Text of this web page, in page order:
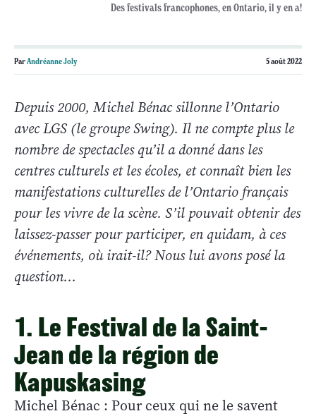
Des festivals francophones, en Ontario, il y en a!
ParAndréanne Joly 5 août 2022
Depuis 2000, Michel Bénac sillonne l’Ontario
avec LGS (le groupe Swing). Il ne compte plus le
nombre de spectacles qu’il a donné dans les
centres culturels et les écoles, et connaît bien les
manifestations culturelles de l’Ontario français
pour les vivre de la scène. S’il pouvait obtenir des
laissez-passer pour participer, en quidam, à ces
événements, où irait-il? Nous lui avons posé la
question…
1. Le Festival de la Saint-
Jean de la région de
Kapuskasing
Michel Bénac : Pour ceux qui ne le savent